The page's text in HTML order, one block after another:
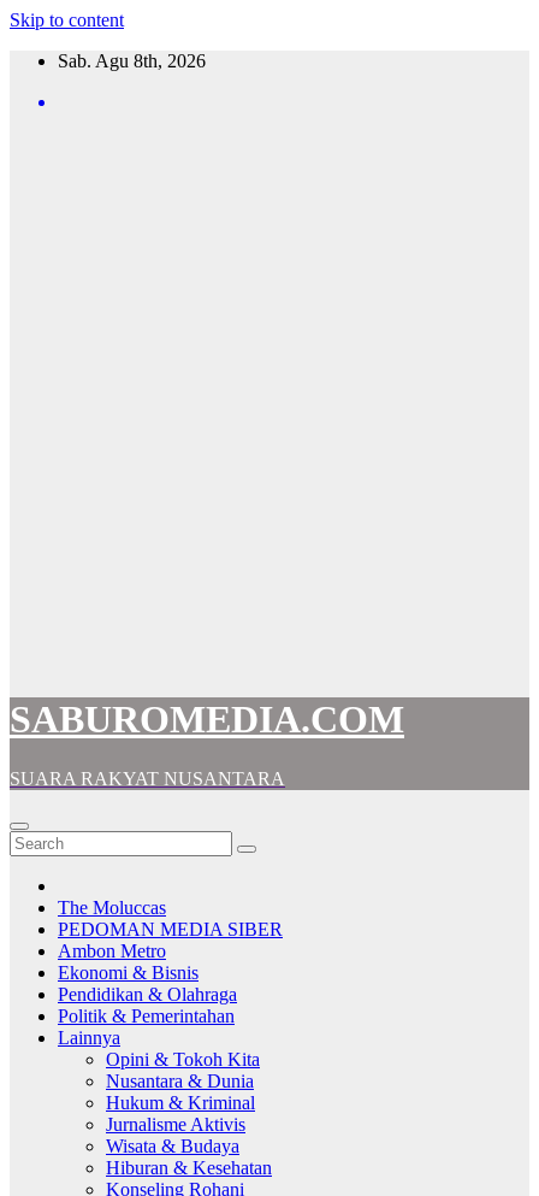
Skip to content
Sab. Agu 8th, 2026
SABUROMEDIA.COM
SUARA RAKYAT NUSANTARA
The Moluccas
PEDOMAN MEDIA SIBER
Ambon Metro
Ekonomi & Bisnis
Pendidikan & Olahraga
Politik & Pemerintahan
Lainnya
Opini & Tokoh Kita
Nusantara & Dunia
Hukum & Kriminal
Jurnalisme Aktivis
Wisata & Budaya
Hiburan & Kesehatan
Konseling Rohani